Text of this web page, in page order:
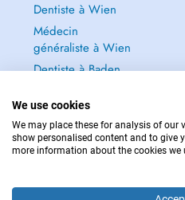
Dentiste à Wien
Médecin
généraliste à Wien
Dentiste à Baden
Baden
Tout voir →
We use cookies
We may place these for analysis of our
show personalised content and to give
more information about the cookies we